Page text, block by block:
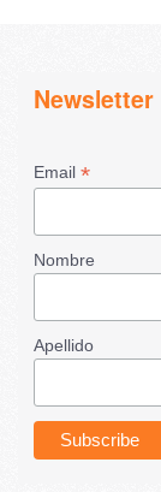
Newsletter
Email *
Nombre
Apellido